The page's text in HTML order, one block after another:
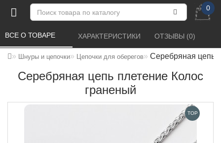
0
Шнуры и цепочки Цепочки для оберегов Серебряная цепь
Серебряная цепь плетение Колос
граненый
ВСЕ О ТОВАРЕ ХАРАКТЕРИСТИКИ ОТЗЫВЫ (0)
TOP